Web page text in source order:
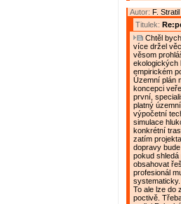
Autor: F. Stratil
Titulek:
Chtěl
více držel
věsom
ekologických
empirickém
Územní plán
koncepci
první,
platný
výpočetní
simulace
konkrétní
zatím
dopravy
pokud
obsahovat
profesionál
systematicky.
To ale lze do
poctivě.